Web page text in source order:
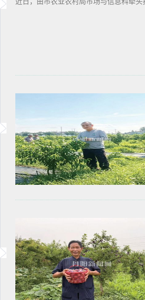
近日，由市农业农村局市场与信息科牵